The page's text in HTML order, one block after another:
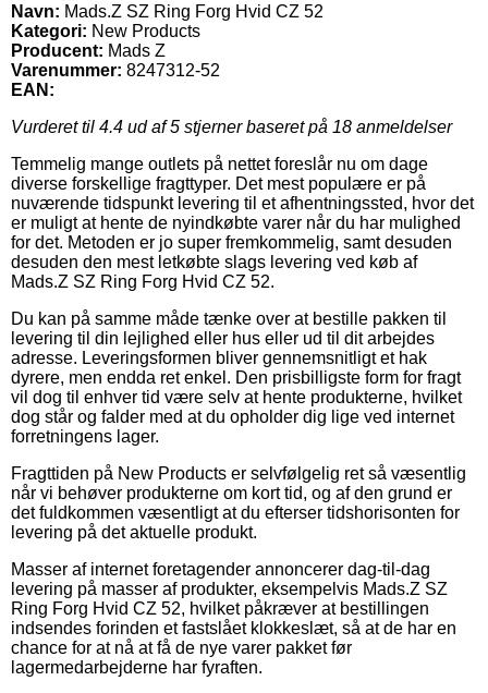
Navn: Mads.Z SZ Ring Forg Hvid CZ 52
Kategori: New Products
Producent: Mads Z
Varenummer: 8247312-52
EAN:
Vurderet til 4.4 ud af 5 stjerner baseret på 18 anmeldelser
Temmelig mange outlets på nettet foreslår nu om dage
diverse forskellige fragttyper. Det mest populære er på
nuværende tidspunkt levering til et afhentningssted, hvor det
er muligt at hente de nyindkøbte varer når du har mulighed
for det. Metoden er jo super fremkommelig, samt desuden
desuden den mest letkøbte slags levering ved køb af
Mads.Z SZ Ring Forg Hvid CZ 52.
Du kan på samme måde tænke over at bestille pakken til
levering til din lejlighed eller hus eller ud til dit arbejdes
adresse. Leveringsformen bliver gennemsnitligt et hak
dyrere, men endda ret enkel. Den prisbilligste form for fragt
vil dog til enhver tid være selv at hente produkterne, hvilket
dog står og falder med at du opholder dig lige ved internet
forretningens lager.
Fragttiden på New Products er selvfølgelig ret så væsentlig
når vi behøver produkterne om kort tid, og af den grund er
det fuldkommen væsentligt at du efterser tidshorisonten for
levering på det aktuelle produkt.
Masser af internet foretagender annoncerer dag-til-dag
levering på masser af produkter, eksempelvis Mads.Z SZ
Ring Forg Hvid CZ 52, hvilket påkræver at bestillingen
indsendes forinden et fastslået klokkeslæt, så at de har en
chance for at nå at få de nye varer pakket før
lagermedarbejderne har fyraften.